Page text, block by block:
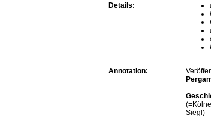
Details:
Annotation:
Siegl)